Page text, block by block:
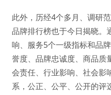
此外，历经4个多月、调研
品牌排行榜也于今日揭晓。
响、服务5个一级指标和品
誉度、品牌忠诚度、商品质
会责任、行业影响、社会影
系，公正、公平、公开的评